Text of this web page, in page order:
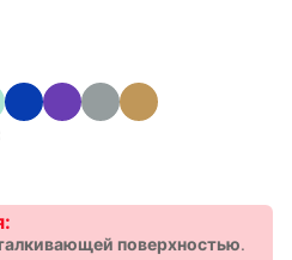
поверхностью.